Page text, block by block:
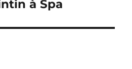
à Spa